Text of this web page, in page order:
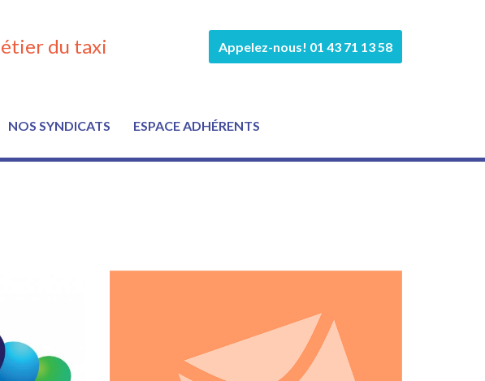
du taxi Appelez-nous! 01 43 71 13 58
NOS SYNDICATS ESPACE ADHÉRENTS